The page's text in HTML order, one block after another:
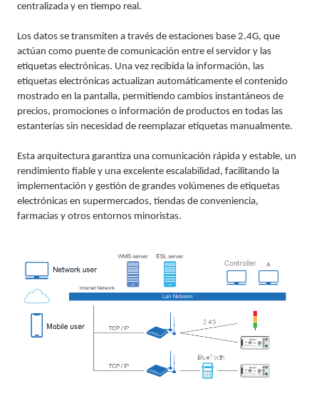
centralizada y en tiempo real.
Los datos se transmiten a través de estaciones base 2.4G, que
actúan como puente de comunicación entre el servidor y las
etiquetas electrónicas. Una vez recibida la información, las
etiquetas electrónicas actualizan automáticamente el contenido
mostrado en la pantalla, permitiendo cambios instantáneos de
precios, promociones o información de productos en todas las
estanterías sin necesidad de reemplazar etiquetas manualmente.
Esta arquitectura garantiza una comunicación rápida y estable, un
rendimiento fiable y una excelente escalabilidad, facilitando la
implementación y gestión de grandes volúmenes de etiquetas
electrónicas en supermercados, tiendas de conveniencia,
farmacias y otros entornos minoristas.